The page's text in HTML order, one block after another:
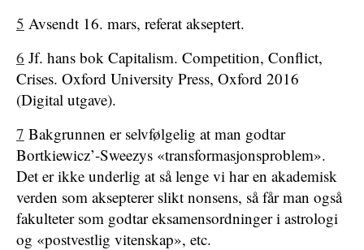
5 Avsendt 16. mars, referat akseptert.
6 Jf. hans bok Capitalism. Competition, Conflict,
Crises. Oxford University Press, Oxford 2016
(Digital utgave).
7 Bakgrunnen er selvfølgelig at man godtar
Bortkiewicz’-Sweezys «transformasjonsproblem».
Det er ikke underlig at så lenge vi har en akademisk
verden som aksepterer slikt nonsens, så får man også
fakulteter som godtar eksamensordninger i astrologi
og «postvestlig vitenskap», etc.